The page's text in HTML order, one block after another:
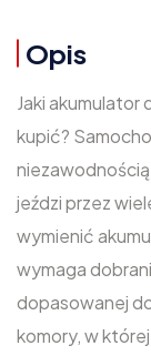
Opis
Jaki akumulator
kupić?
jeździ przez
wymienić
wymaga
dopasowanej
komory, w